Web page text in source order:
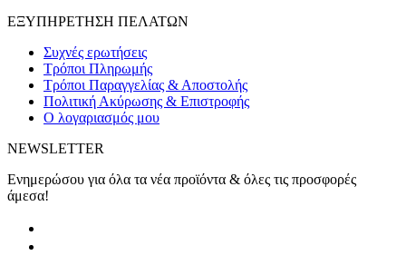
ΕΞΥΠΗΡΕΤΗΣΗ ΠΕΛΑΤΩΝ
Συχνές ερωτήσεις
Τρόποι Πληρωμής
Τρόποι Παραγγελίας & Αποστολής
Πολιτική Ακύρωσης & Επιστροφής
Ο λογαριασμός μου
NEWSLETTER
Ενημερώσου για όλα τα νέα προϊόντα & όλες τις προσφορές
άμεσα!